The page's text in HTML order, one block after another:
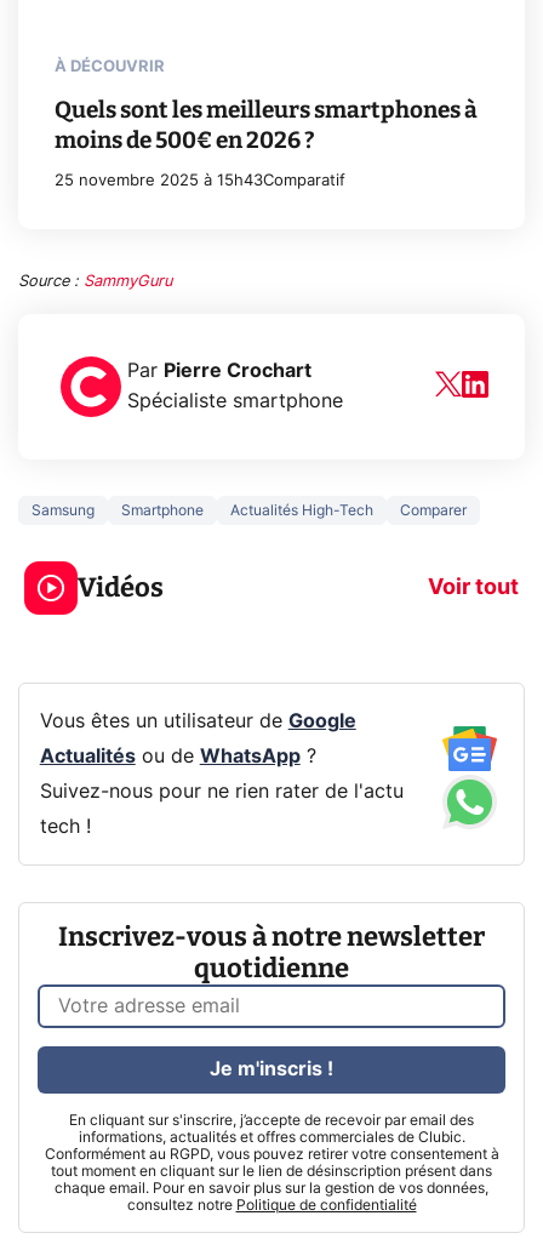
À DÉCOUVRIR
Quels sont les meilleurs smartphones à
moins de 500€ en 2026 ?
25 novembre 2025 à 15h43Comparatif
Source : SammyGuru
Par Pierre Crochart
Spécialiste smartphone
Samsung Smartphone Actualités High-Tech Comparer
Vidéos Voir tout
3 écrans en 1 pour
319€ ? Voici L'AOC
CQ32G4ZA !
5
prochaine
Vous êtes un utilisateur de Google
Actualitésou de WhatsApp?
Suivez-nous pour ne rien rater de l'actu
tech !
Inscrivez-vous à notre newsletter
quotidienne
En cliquant sur s'inscrire, j’accepte de recevoir par email des
informations, actualités et offres commerciales de Clubic.
Conformément au RGPD, vous pouvez retirer votre consentement à
tout moment en cliquant sur le lien de désinscription présent dans
chaque email. Pour en savoir plus sur la gestion de vos données,
consultez notre Politique de confidentialité
Je m'inscris !